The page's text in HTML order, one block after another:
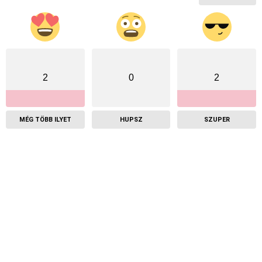
2
MÉG TÖBB ILYET
0
HUPSZ
2
SZUPER